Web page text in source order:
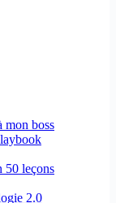
mon boss
50 leçons
2.0